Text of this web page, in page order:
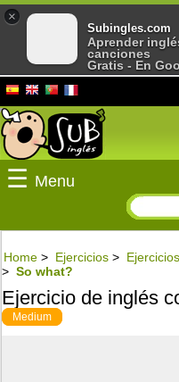
☰ Menu
Home > Ejercicios >
> So what?
Ejercicio de inglés
Medium
×
Subingles.com
Aprender
canciones
Gratis - En